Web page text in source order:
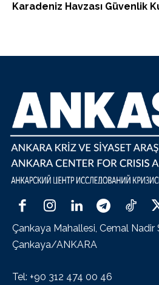
Karadeniz Havzası Güvenlik
Çankaya Mahallesi, Cemal Nadir
Çankaya/ANKARA
Tel: +90 312 474 00 46